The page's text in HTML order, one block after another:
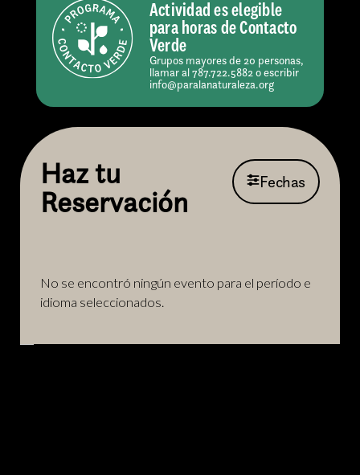
Actividad es elegible
para horas de Contacto
Verde
Grupos mayores de 20 personas,
llamar al 787.722.5882 o escribir
info@paralanaturaleza.org
Haz tu
Reservación
Fechas
No se encontró ningún evento para el período e
idioma seleccionados.